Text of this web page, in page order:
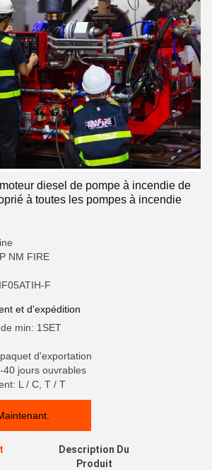
diesel de pompe à incendie de
à toutes les pompes à incendie
NM FIRE
F
et d'expédition
min: 1SET
d'exportation
40 jours ouvrables
L / C, T / T
Description Du
Produit